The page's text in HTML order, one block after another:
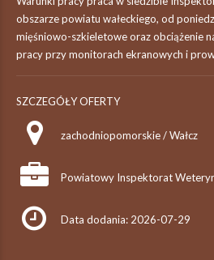
obszarze powiatu wałeckiego, od
mięśniowo-szkieletowe oraz obciążenie
pracy przy monitorach ekranowych i
SZCZEGÓŁY OFERTY
zachodniopomorskie / Wałcz
Powiatowy Inspektorat
Data dodania: 2026-07-29